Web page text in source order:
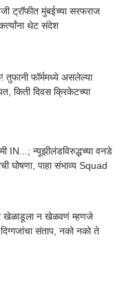
ट्रॉफीत मुंबईच्या सरफराज
थेट संदेश
फॉर्ममध्ये असलेल्या
किती दिवस क्रिकेटच्या
IN...; न्यूझीलंडविरुद्धच्या वनडे
घोषणा, पाहा संभाव्य Squad
खेळाडूला न खेळवणं म्हणजे
संताप, नको नको ते